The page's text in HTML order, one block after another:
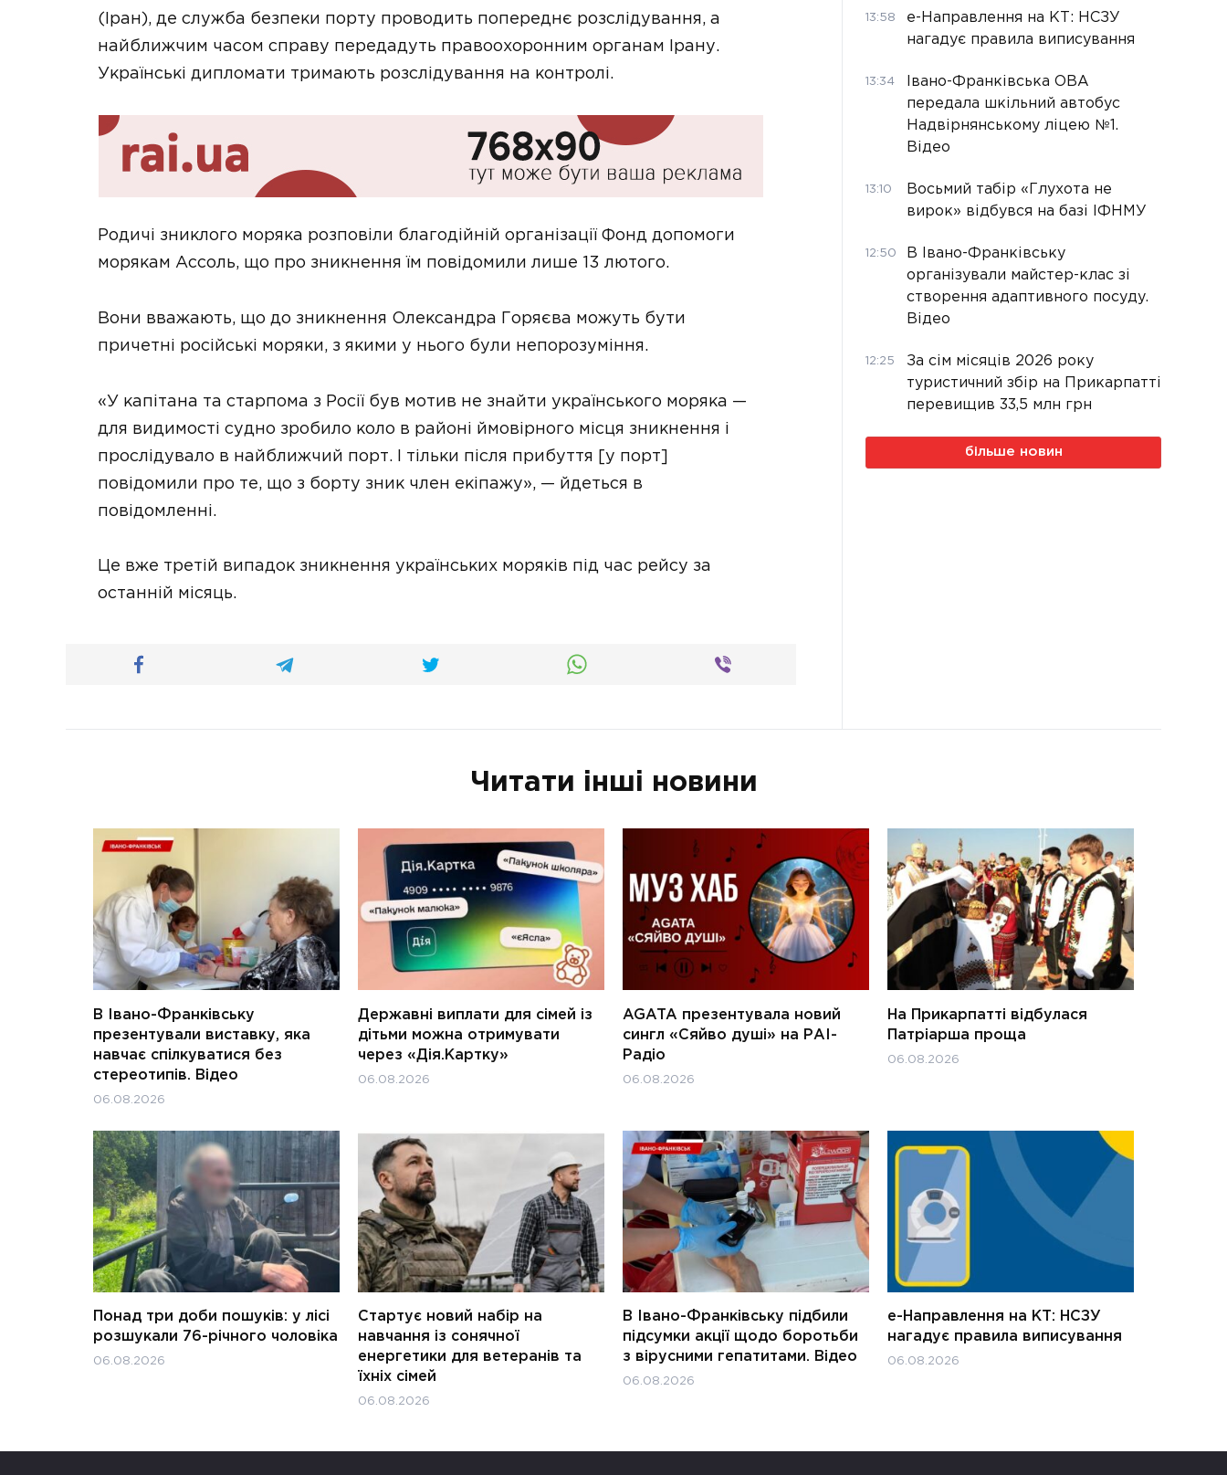
(Іран), де служба безпеки порту проводить попереднє розслідування, а
найближчим часом справу передадуть правоохоронним органам Ірану.
Українські дипломати тримають розслідування на контролі.
Родичі зниклого моряка розповіли благодійній організації Фонд допомоги
морякам Ассоль, що про зникнення їм повідомили лише 13 лютого.
Вони вважають, що до зникнення Олександра Горяєва можуть бути
причетні російські моряки, з якими у нього були непорозуміння.
«У капітана та старпома з Росії був мотив не знайти українського моряка —
для видимості судно зробило коло в районі ймовірного місця зникнення і
прослідувало в найближчий порт. І тільки після прибуття [у порт]
повідомили про те, що з борту зник член екіпажу», — йдеться в
повідомленні.
Це вже третій випадок зникнення українських моряків під час рейсу за
останній місяць.
13:58
е-Направлення на КТ: НСЗУ
нагадує правила виписування
13:34
Івано-Франківська ОВА
передала шкільний автобус
Надвірнянському ліцею №1.
Відео
13:10
Восьмий табір «Глухота не
вирок» відбувся на базі ІФНМУ
12:50
В Івано-Франківську
організували майстер-клас зі
створення адаптивного посуду.
Відео
12:25
За сім місяців 2026 року
туристичний збір на Прикарпатті
перевищив 33,5 млн грн
більше новин
Читати інші новини
В Івано-Франківську
презентували виставку, яка
навчає спілкуватися без
стереотипів. Відео
06.08.2026
Державні виплати для сімей із
дітьми можна отримувати
через «Дія.Картку»
06.08.2026
AGATA презентувала новий
сингл «Сяйво душі» на РАІ-
Радіо
06.08.2026
На Прикарпатті відбулася
Патріарша проща
06.08.2026
Понад три доби пошуків: у лісі
розшукали 76-річного чоловіка
06.08.2026
Стартує новий набір на
навчання із сонячної
енергетики для ветеранів та
їхніх сімей
06.08.2026
В Івано-Франківську підбили
підсумки акції щодо боротьби
з вірусними гепатитами. Відео
06.08.2026
е-Направлення на КТ: НСЗУ
нагадує правила виписування
06.08.2026